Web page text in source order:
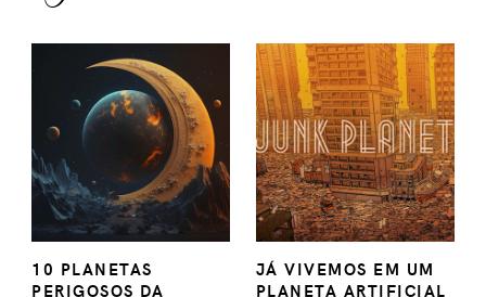
10 PLANETAS
PERIGOSOS DA
JÁ VIVEMOS EM UM
PLANETA ARTIFICIAL